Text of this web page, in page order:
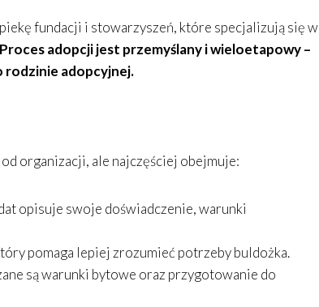
fundacji i stowarzyszeń, które specjalizują się w
Proces adopcji jest przemyślany i wieloetapowy –
rodzinie adopcyjnej.
organizacji, ale najczęściej obejmuje:
opisuje swoje doświadczenie, warunki
pomaga lepiej zrozumieć potrzeby buldożka.
są warunki bytowe oraz przygotowanie do